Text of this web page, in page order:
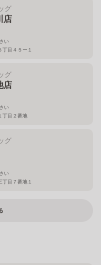
グ
店
い
丁目４５ー１
グ
店
い
丁目２番地
グ
い
丁目７番地１